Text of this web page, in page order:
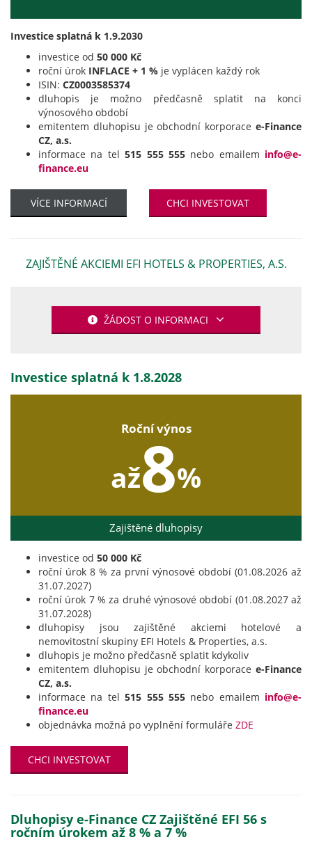
Investice splatná k 1.9.2030
investice od 50 000 Kč
roční úrok INFLACE + 1 % je vyplácen každý rok
ISIN: CZ0003585374
dluhopis je možno předčasně splatit na konci
výnosového období
emitentem dluhopisu je obchodní korporace e-Finance
CZ, a.s.
informace na tel515 555 555nebo emailem info@e-
finance.eu
VÍCE INFORMACÍ CHCI INVESTOVAT
ZAJIŠTĚNÉ AKCIEMI EFI HOTELS & PROPERTIES, A.S.
ŽÁDOST O INFORMACI
Investice splatná k 1.8.2028
Roční výnos
až8%
Zajištěné dluhopisy
investice od 50 000 Kč
roční úrok 8 % za první výnosové období (01.08.2026 až
31.07.2027)
roční úrok 7 % za druhé výnosové období (01.08.2027 až
31.07.2028)
dluhopisy jsou zajištěné akciemi hotelové a
nemovitostní skupiny EFI Hotels & Properties, a.s.
dluhopis je možno předčasně splatit kdykoliv
emitentem dluhopisu je obchodní korporace e-Finance
CZ, a.s.
informace na tel515 555 555nebo emailem info@e-
finance.eu
objednávka možná po vyplnění formuláře ZDE
CHCI INVESTOVAT
Dluhopisy e-Finance CZ Zajištěné EFI 56 s
ročním úrokem až 8 % a 7 %